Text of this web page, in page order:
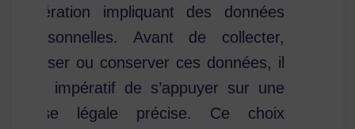
opération impliquant des données
personnelles. Avant de collecter,
utiliser ou conserver ces données, il
est impératif de s’appuyer sur une
base légale précise. Ce choix